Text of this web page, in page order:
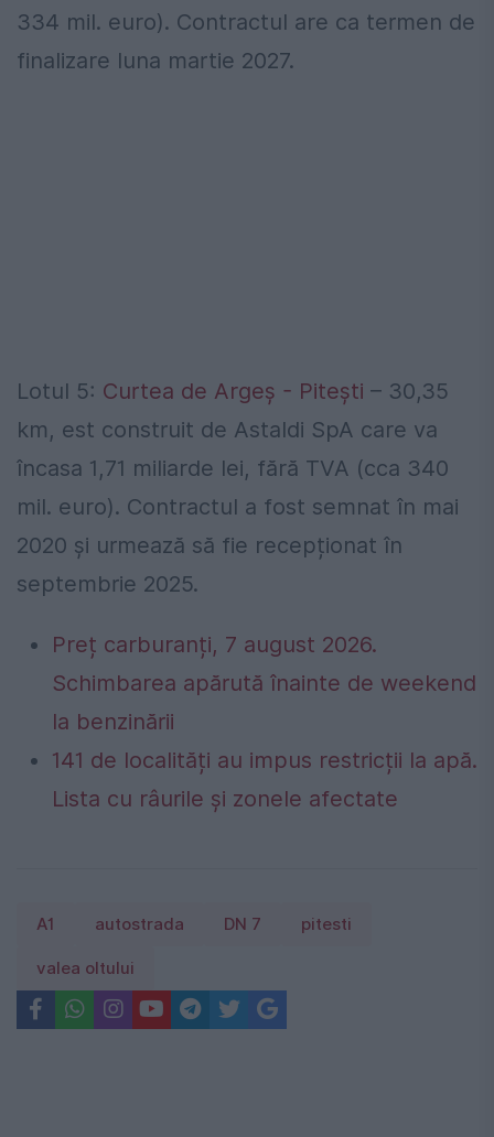
334 mil. euro). Contractul are ca termen de
finalizare luna martie 2027.
Lotul 5: Curtea de Argeș - Pitești – 30,35
km, est construit de Astaldi SpA care va
încasa 1,71 miliarde lei, fără TVA (cca 340
mil. euro). Contractul a fost semnat în mai
2020 și urmează să fie recepționat în
septembrie 2025.
Preț carburanți, 7 august 2026.
Schimbarea apărută înainte de weekend
la benzinării
141 de localități au impus restricții la apă.
Lista cu râurile și zonele afectate
A1 autostrada DN 7 pitesti
valea oltului